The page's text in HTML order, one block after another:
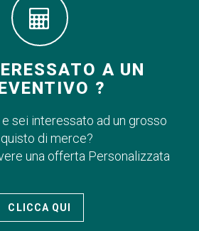
A UN
?
e sei interessato ad un grosso
di merce?
una offerta Personalizzata
CLICCA QUI